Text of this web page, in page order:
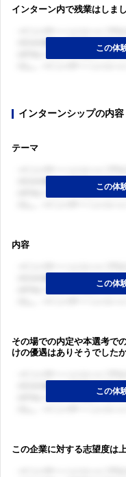
インターン内で残業はしま
インターンシップの内容
テーマ
内容
その場での内定や本選考で
けの優遇はありそうでした
この企業に対する志望度は